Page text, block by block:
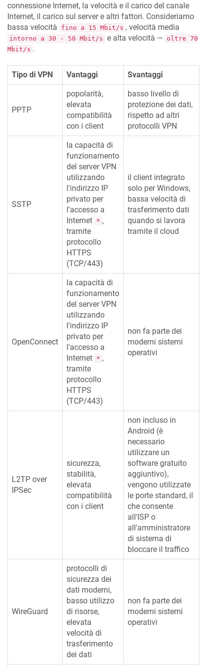
connessione Internet, la velocità e il carico del canale
Internet, il carico sul server e altri fattori. Consideriamo
bassa velocità
fino a 15 Mbit/s , velocità media
intorno a 30 - 50 Mbit/s e alta velocità — oltre 70
Mbit/s .
Tipo di VPN Vantaggi Svantaggi
PPTP
popolarità,
elevata
compatibilità
con i client
basso livello di
protezione dei dati,
rispetto ad altri
protocolli VPN
SSTP
la capacità di
funzionamento
del server VPN
utilizzando
l'indirizzo IP
privato per
l'accesso a
Internet * ,
tramite
protocollo
HTTPS
(TCP/443)
il client integrato
solo per Windows,
bassa velocità di
trasferimento dati
quando si lavora
tramite il cloud
OpenConnect
la capacità di
funzionamento
del server VPN
utilizzando
l'indirizzo IP
privato per
l'accesso a
Internet * ,
tramite
protocollo
HTTPS
(TCP/443)
non fa parte dei
moderni sistemi
operativi
L2TP over
IPSec
sicurezza,
stabilità,
elevata
compatibilità
con i client
non incluso in
Android (è
necessario
utilizzare un
software gratuito
aggiuntivo),
vengono utilizzate
le porte standard, il
che consente
all'ISP o
all'amministratore
di sistema di
bloccare il traffico
WireGuard
protocolli di
sicurezza dei
dati moderni,
basso utilizzo
di risorse,
elevata
velocità di
trasferimento
dei dati
non fa parte dei
moderni sistemi
operativi